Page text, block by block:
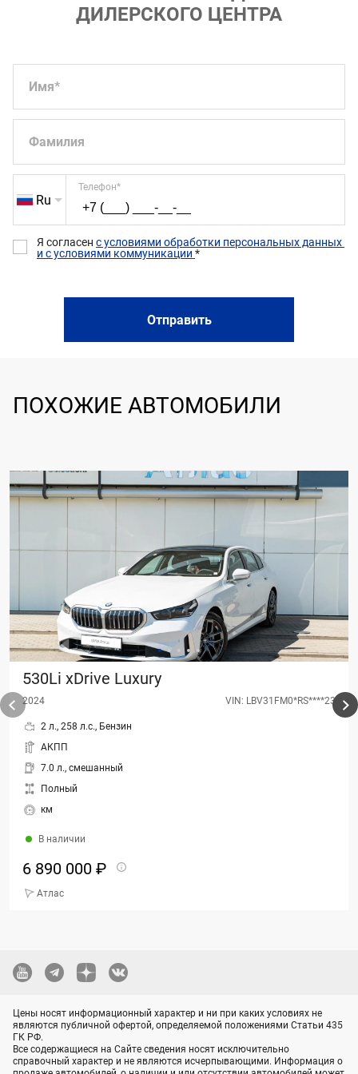
Спортивные передние сидения
ДИЛЕРСКОГО ЦЕНТРА
Имя*
Фамилия
Ru
Телефон*
Я согласен с условиями обработки персональных данных
и с условиями коммуникации *
Отправить
ПОХОЖИЕ АВТОМОБИЛИ
530Li xDrive Luxury
2024 VIN: LBV31FM0*RS****23
2 л., 258 л.с., Бензин
АКПП
7.0 л., смешанный
Полный
км
В наличии
6 890 000 ₽
Атлас
Цены носят информационный характер и ни при каких условиях не
являются публичной офертой, определяемой положениями Статьи 435
ГК РФ.
Все содержащиеся на Сайте сведения носят исключительно
справочный характер и не являются исчерпывающими. Информация о